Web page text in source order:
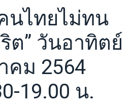
นไทยไม่ทน
ต” วันอาทิตย์
คม 2564
19.00 น.